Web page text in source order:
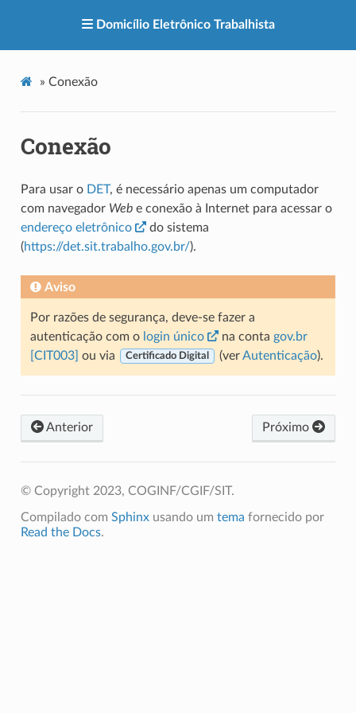
Domicílio Eletrônico Trabalhista
» Conexão
Conexão
Para usar o DET, é necessário apenas um computador
com navegador Webe conexão à Internet para acessar o
endereço eletrônico
do sistema
(https://det.sit.trabalho.gov.br/).
Aviso
Por razões de segurança, deve-se fazer a
autenticação com o login único na conta gov.br
[CIT003] ou via Certificado Digital (verAutenticação).
Anterior Próximo
© Copyright 2023, COGINF/CGIF/SIT.
Compilado com Sphinxusando um tema fornecido por
Read the Docs.